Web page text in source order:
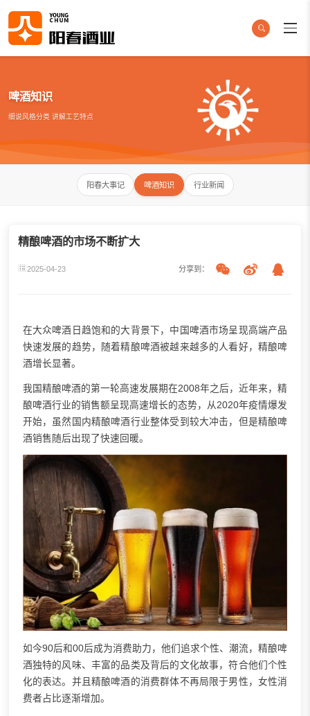
啤酒知识
细说风格分类 讲解工艺特点
阳春大事记 啤酒知识 行业新闻
精酿啤酒的市场不断扩大
2025-04-23 分享到：
在大众啤酒日趋饱和的大背景下，中国啤酒市场呈现高端产品
快速发展的趋势，随着精酿啤酒被越来越多的人看好，精酿啤
酒增长显著。
我国精酿啤酒的第一轮高速发展期在2008年之后，近年来，精
酿啤酒行业的销售额呈现高速增长的态势，从2020年疫情爆发
开始，虽然国内精酿啤酒行业整体受到较大冲击，但是精酿啤
酒销售随后出现了快速回暖。
如今90后和00后成为消费助力，他们追求个性、潮流，精酿啤
酒独特的风味、丰富的品类及背后的文化故事，符合他们个性
化的表达。并且精酿啤酒的消费群体不再局限于男性，女性消
费者占比逐渐增加。